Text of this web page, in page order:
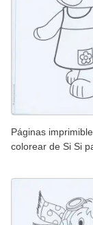
Páginas
colorear de Si Si